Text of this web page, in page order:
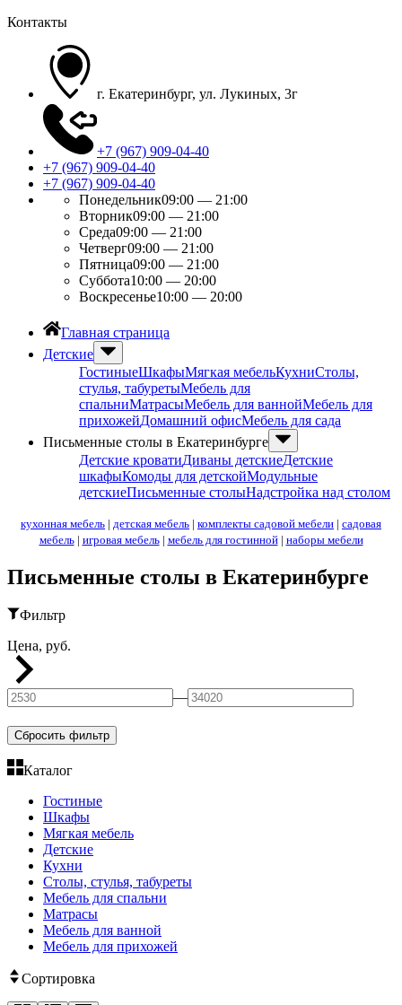
Контакты
г. Екатеринбург, ул. Лукиных, 3г
+7 (967) 909-04-40
+7 (967) 909-04-40
+7 (967) 909-04-40
Понедельник09:00 — 21:00
Вторник09:00 — 21:00
Среда09:00 — 21:00
Четверг09:00 — 21:00
Пятница09:00 — 21:00
Суббота10:00 — 20:00
Воскресенье10:00 — 20:00
Главная страница
Детские
ГостиныеШкафыМягкая мебельКухниСтолы,
стулья, табуретыМебель для
спальниМатрасыМебель для ваннойМебель для
прихожейДомашний офисМебель для сада
Письменные столы в Екатеринбурге
Детские кроватиДиваны детскиеДетские
шкафыКомоды для детскойМодульные
детскиеПисьменные столыНадстройка над столом
кухонная мебель | детская мебель | комплекты садовой мебели | садовая
мебель| игровая мебель| мебель для гостинной| наборы мебели
Письменные столы в Екатеринбурге
Фильтр
Цена, руб.
—
Сбросить фильтр
Каталог
Гостиные
Шкафы
Мягкая мебель
Детские
Кухни
Столы, стулья, табуреты
Мебель для спальни
Матрасы
Мебель для ванной
Мебель для прихожей
Сортировка